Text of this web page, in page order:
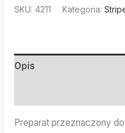
SKU: 4211 Kategoria:
Opis
Preparat przeznaczony